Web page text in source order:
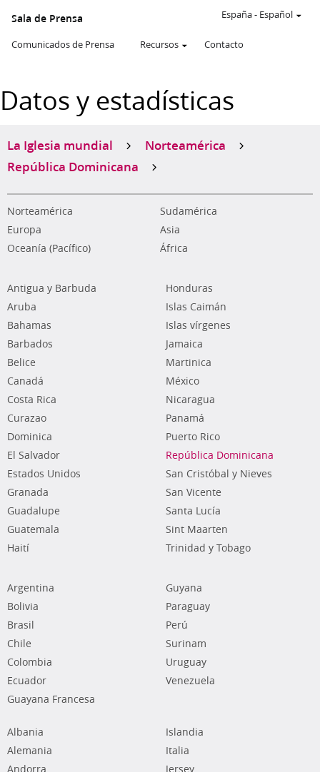
Sala de Prensa
Comunicados de Prensa Recursos Contacto
España- Español
Datos y estadísticas
La Iglesia mundial
Norteamérica
República Dominicana
Norteamérica
Sudamérica
Europa
Asia
Oceanía (Pacífico)
África
Antigua y Barbuda
Aruba
Bahamas
Barbados
Belice
Canadá
Costa Rica
Curazao
Dominica
El Salvador
Estados Unidos
Granada
Guadalupe
Guatemala
Haití
Honduras
Islas Caimán
Islas vírgenes
Jamaica
Martinica
México
Nicaragua
Panamá
Puerto Rico
República Dominicana
San Cristóbal y Nieves
San Vicente
Santa Lucía
Sint Maarten
Trinidad y Tobago
Argentina
Bolivia
Brasil
Chile
Colombia
Ecuador
Guayana Francesa
Guyana
Paraguay
Perú
Surinam
Uruguay
Venezuela
Albania
Alemania
Andorra
Islandia
Italia
Jersey